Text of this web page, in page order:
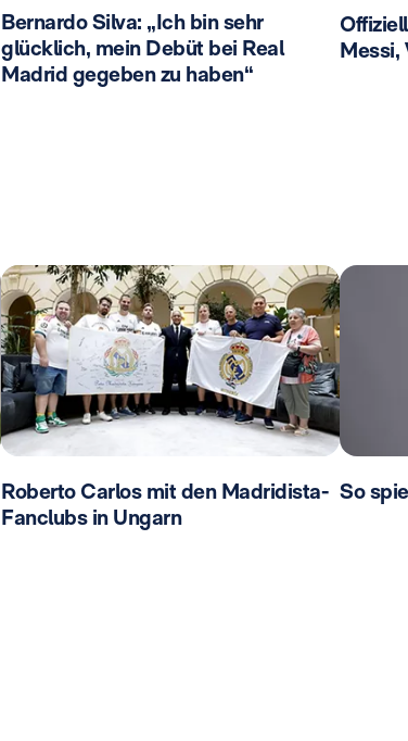
Bernardo Silva: „Ich bin sehr
glücklich, mein Debüt bei Real
Madrid gegeben zu haben“
Messi,
Roberto Carlos mit den Madridista-
Fanclubs in Ungarn
So